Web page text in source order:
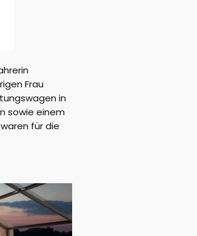
Frau
in
sowie einem
für die